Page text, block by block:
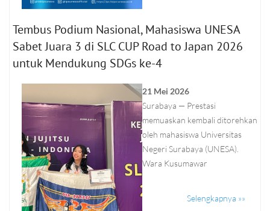
Tembus Podium Nasional, Mahasiswa UNESA
Sabet Juara 3 di SLC CUP Road to Japan 2026
untuk Mendukung SDGs ke-4
21 Mei 2026
Surabaya — Prestasi
memuaskan kembali ditorehkan
oleh mahasiswa Universitas
Negeri Surabaya (UNESA).
Wara Kusumawar
Selengkapnya »»